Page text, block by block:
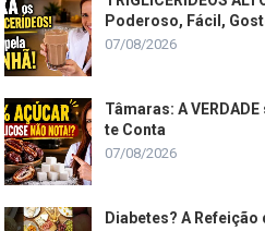
Poderoso, Fácil,
07/08/2026
Tâmaras: A
te Conta
07/08/2026
Diabetes? A Refeição